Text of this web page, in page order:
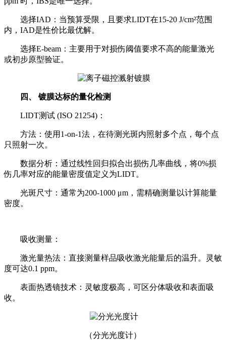
选择IAD：当预算受限，且要求LIDT在15-20 J/cm²范围
内，IAD是性价比最优解。
选择E-beam：主要用于对损伤阈值要求不高的能量激光
或初步原型验证。
四、 镀膜达标的量化检测
LIDT测试 (ISO 21254)：
方法：使用1-on-1法，在待测光斑内照射多个点，每个点
只照射一次。
数据分析：通过线性回归拟合出损伤几率曲线，将0%损
伤几率对应的能量密度值定义为LIDT。
光斑尺寸：通常为200-1000 μm，需精确测量以计算能量
密度。
吸收测量：
激光量热法：直接测量样品吸收激光能量后的温升。灵敏
度可达0.1 ppm。
表面热透镜技术：灵敏度极高，可区分体吸收和表面吸
收。
（分光光度计）